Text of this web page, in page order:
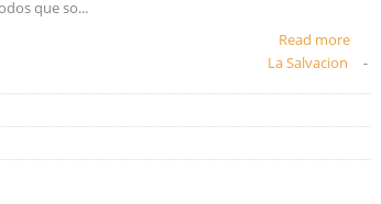
que so...
Read more
-
La Salvacion